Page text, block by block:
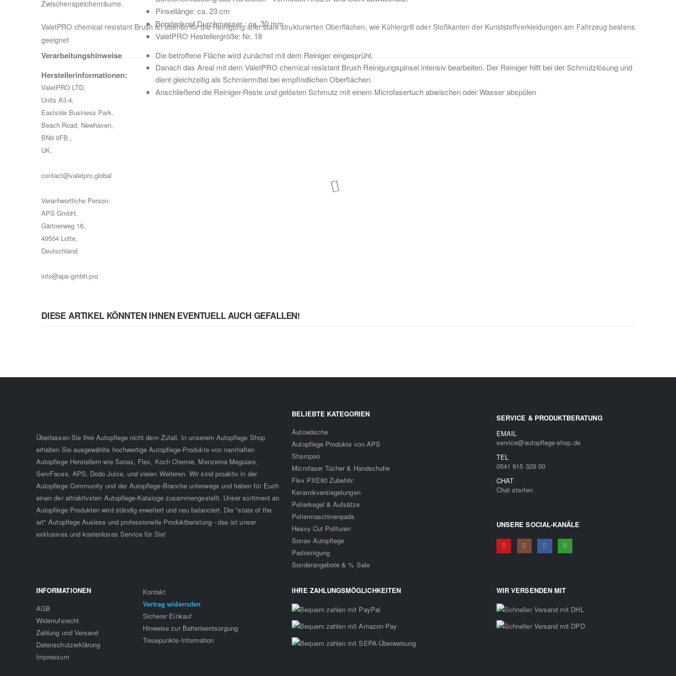
Zwischenspeichenräume.
ValetPRO chemical resistant Brush ist ebenso für die Reinigung aller stark strukturierten Oberflächen, wie Kühlergrill oder Stoßkanten der Kunststoffverkleidungen am Fahrzeug bestens
geeignet
Herstellerinformationen:
ValetPRO LTD,
Units A3-4,
Eastside Business Park,
Beach Road, Newhaven,
BN9 0FB.,
UK.
contact@valetpro.global
Verantwortliche Person:
APS GmbH,
Gärtnerweg 16,
49504 Lotte,
Deutschland
info@aps-gmbh.pro
Pinsellänge: ca. 23 cm
Borstenkopf Durchmesser : ca. 30 mm
ValetPRO Hestellergröße: Nr. 18
Verarbeitungshinweise
Die betroffene Fläche wird zunächst mit dem Reiniger eingesprüht.
Danach das Areal mit dem ValetPRO chemical resistant Brush Reinigungspinsel intensiv bearbeiten. Der Reiniger hilft bei der Schmutzlösung und
dient gleichzeitig als Schmiermittel bei empfindlichen Oberflächen.
Anschließend die Reiniger-Reste und gelösten Schmutz mit einem Microfasertuch abwischen oder Wasser abspülen
DIESE ARTIKEL KÖNNTEN IHNEN EVENTUELL AUCH GEFALLEN!
Überlassen Sie Ihre Autopflege nicht dem Zufall. In unserem Autopflege Shop
erhalten Sie ausgewählte hochwertige Autopflege-Produkte von namhaften
Autopflege Herstellern wie Sonax, Flex, Koch Chemie, Menzerna Meguiars,
ServFaces, APS, Dodo Juice, und vielen Weiteren. Wir sind proaktiv in der
Autopflege Community und der Autopflege-Branche unterwegs und haben für Euch
einen der attraktivsten Autopflege-Kataloge zusammengestellt. Unser sortiment an
Autopflege Produkten wird ständig erweitert und neu balanciert. Die "state of the
art" Autopflege Auslese und professionelle Produktberatung - das ist unser
exklusives und kostenloses Service für Sie!
BELIEBTE KATEGORIEN
Autowäsche
Autopflege Produkte von APS
Shampoo
Microfaser Tücher & Handschuhe
Flex PXE80 Zubehör
Keramikversiegelungen
Polierkegel & Aufsätze
Poliermaschinenpads
Heavy Cut Polituren
Sonax Autopflege
Padreinigung
Sonderangebote & % Sale
SERVICE & PRODUKTBERATUNG
EMAIL
service@autopflege-shop.de
TEL
0541 915 329 00
CHAT
Chat starten
UNSERE SOCIAL-KANÄLE
INFORMATIONEN
AGB
Widerrufsrecht
Zahlung und Versand
Datenschutzerklärung
Impressum
Kontakt
Vertrag widerrufen
Sicherer Einkauf
Hinweise zur Batterieentsorgung
Treuepunkte-Information
IHRE ZAHLUNGSMÖGLICHKEITEN WIR VERSENDEN MIT